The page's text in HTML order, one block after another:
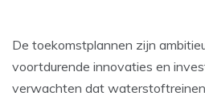
De toekomstplannen zijn
voortdurende innovaties en
verwachten dat